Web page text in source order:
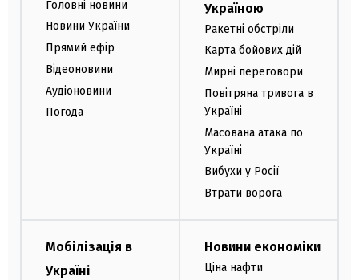
Головні новини
Новини України
Прямий ефір
Відеоновини
Аудіоновини
Погода
Україною
Ракетні обстріли
Карта бойових дій
Мирні переговори
Повітряна тривога в
Україні
Масована атака по
Україні
Вибухи у Росії
Втрати ворога
Мобілізація в
Україні
Новини економіки
Ціна нафти